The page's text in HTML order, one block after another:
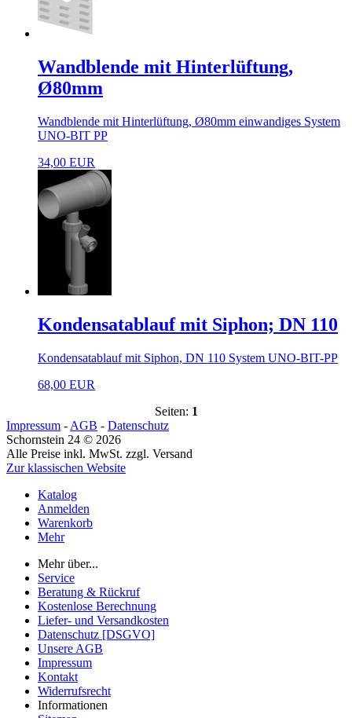
Wandblende mit Hinterlüftung,
Ø80mm
Wandblende mit Hinterlüftung, Ø80mm einwandiges System
UNO-BIT PP
34,00 EUR
Kondensatablauf mit Siphon; DN 110
Kondensatablauf mit Siphon, DN 110 System UNO-BIT-PP
68,00 EUR
Seiten: 1
Impressum - AGB - Datenschutz
Schornstein 24 © 2026
Alle Preise inkl. MwSt. zzgl. Versand
Zur klassischen Website
Katalog
Anmelden
Warenkorb
Mehr
Mehr über...
Service
Beratung & Rückruf
Kostenlose Berechnung
Liefer- und Versandkosten
Datenschutz [DSGVO]
Unsere AGB
Impressum
Kontakt
Widerrufsrecht
Informationen